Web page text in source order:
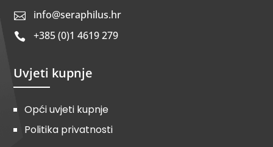
 info@seraphilus.hr
 +385 (0)1 4619 279
Uvjeti kupnje
Opći uvjeti kupnje
Politika privatnosti